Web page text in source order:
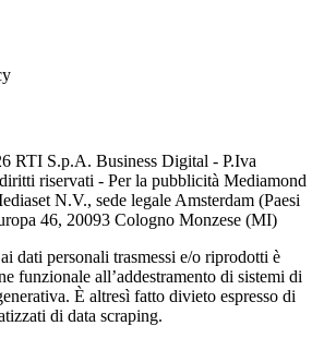
RTI S.p.A. Business Digital - P.Iva
riservati - Per la pubblicità Mediamond
N.V., sede legale Amsterdam (Paesi
46, 20093 Cologno Monzese (MI)
dati personali trasmessi e/o riprodotti è
funzionale all’addestramento di sistemi di
È altresì fatto divieto espresso di
di data scraping.